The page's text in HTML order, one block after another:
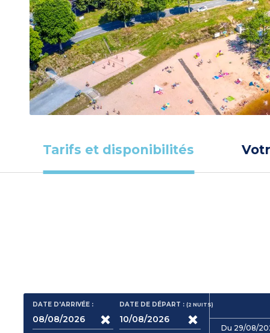
Tarifs et disponibilités
DATE D'ARRIVÉE : DATE DE DÉPART :(2NUITS)
Du 29/08/